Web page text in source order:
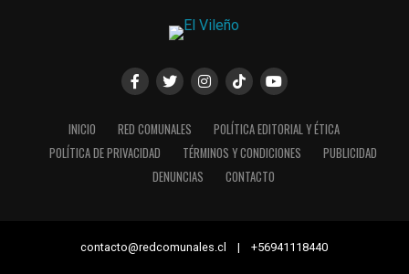
INICIO RED COMUNALES
POLÍTICA EDITORIAL Y ÉTICA
POLÍTICA DE PRIVACIDAD
TÉRMINOS Y CONDICIONES
PUBLICIDAD
DENUNCIAS
CONTACTO
contacto@redcomunales.cl | +56941118440